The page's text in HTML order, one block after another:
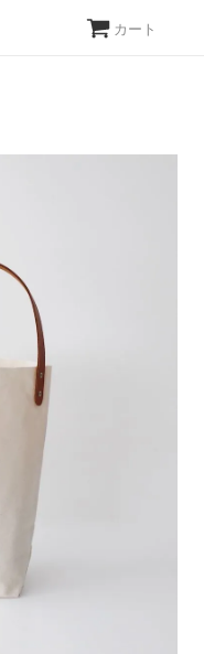
カート